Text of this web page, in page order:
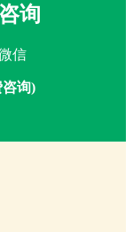
询
信
咨询)